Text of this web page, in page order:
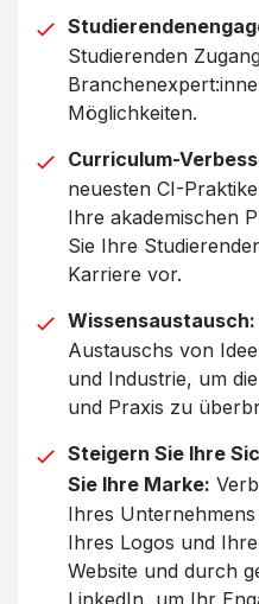
Studierenden
Möglichkeiten.
Curriculum-
neuesten CI-
Ihre akademischen
Sie Ihre
Karriere vor.
Wissensaustausch:
Austauschs von
und Industrie, um
und Praxis zu
Steigern Sie Ihre
Sie Ihre Marke:
Ihres
Ihres Logos und
Website und durch